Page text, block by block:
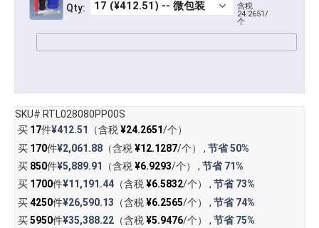
Qty:
含税
24.2651/
个
SKU# RTL028080PP00S
买 17件¥412.51 （含税¥24.2651/个）
买 170件¥2,061.88（含税¥12.1287/个） , 节省50%
买 850件¥5,889.91 （含税¥6.9293/个） , 节省71%
买 1700件¥11,191.44（含税¥6.5832/个） , 节省73%
买4250件¥26,590.13 （含税¥6.2565/个） , 节省74%
买5950件¥35,388.22（含税¥5.9476/个） , 节省75%